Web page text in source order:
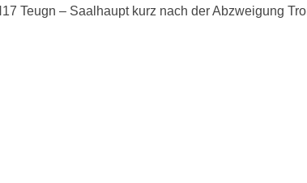
Teugn – Saalhaupt kurz nach der Abzweigung